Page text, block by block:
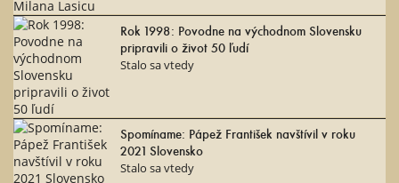
Rok 1998: Povodne na východnom Slovensku
pripravili o život 50 ľudí
Stalo sa vtedy
Spomíname: Pápež František navštívil v roku
2021 Slovensko
Stalo sa vtedy